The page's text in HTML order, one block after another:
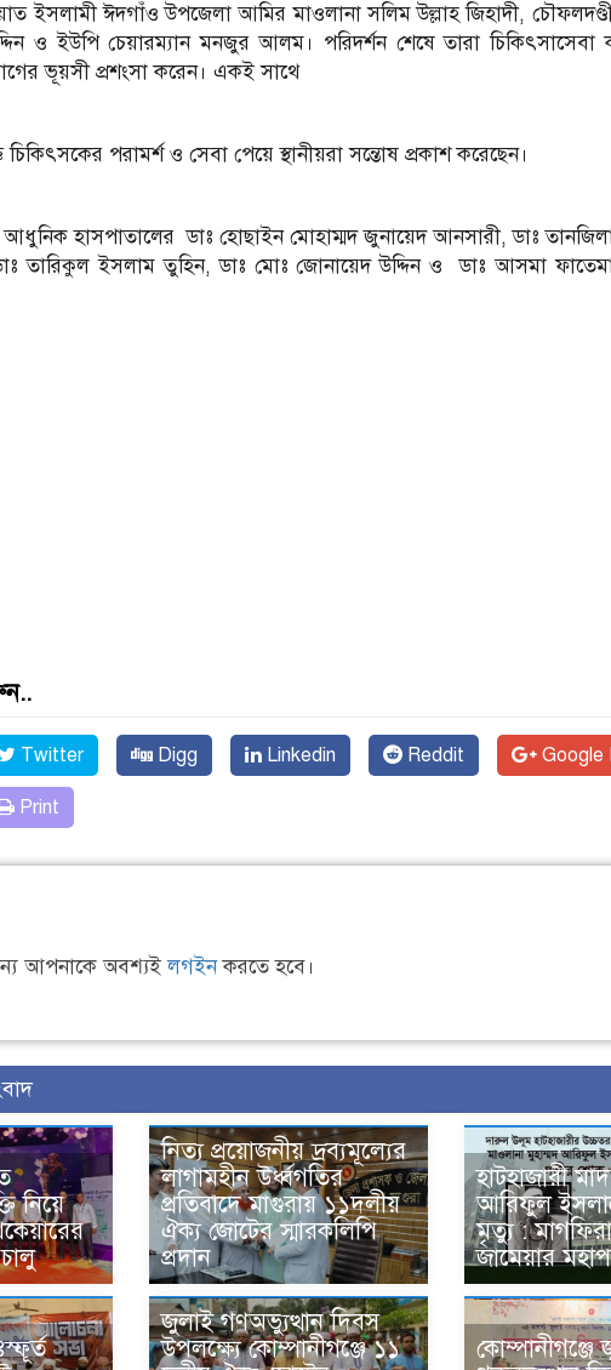
ইসলামী ঈদগাঁও উপজেলা আমির মাওলানা সলিম উল্লাহ জিহাদী,
ও ইউপি চেয়ারম্যান মনজুর আলম। পরিদর্শন শেষে তারা চিকিৎসাসেবা
ভূয়সী প্রশংসা করেন। একই সাথে
চিকিৎসকের পরামর্শ ও সেবা পেয়ে স্থানীয়রা সন্তোষ প্রকাশ করেছেন।
আধুনিক হাসপাতালের ডাঃ হোছাইন মোহাম্মদ জুনায়েদ আনসারী, ডাঃ
তারিকুল ইসলাম তুহিন, ডাঃ মোঃ জোনায়েদ উদ্দিন ও ডাঃ আসমা
Twitter Digg Linkedin Reddit Google
Print
আপনাকে অবশ্যইলগইনকরতে হবে।
নিয়ে
নিত্য প্রয়োজনীয় দ্রব্যমূল্যের
লাগামহীন উর্ধ্বগতির
প্রতিবাদে মাগুরায় ১১দলীয়
ঐক্য জোটের স্মারকলিপি
প্রদান
হাটহাজারী
আরিফুল
মৃত্যু :
জামেয়ার
জুলাই গণঅভ্যুত্থান দিবস
উপলক্ষ্যে কোম্পানীগঞ্জে ১১
কোম্পানীগঞ্জে